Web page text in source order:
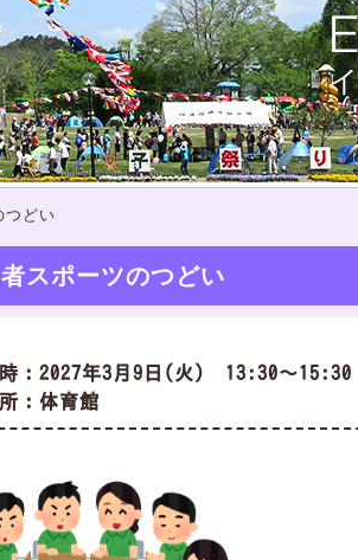
つどい
スポーツのつどい
時：2027年3月9日(火) 13:30～15:30
：体育館